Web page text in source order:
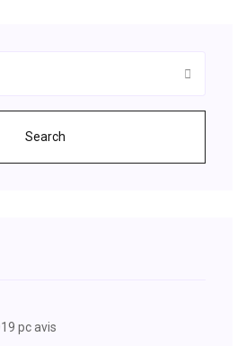
Search
pc avis